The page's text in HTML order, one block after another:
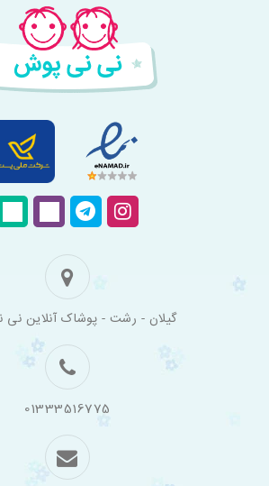
گیلان - رشت - پوشاک آنلاین
01333516775